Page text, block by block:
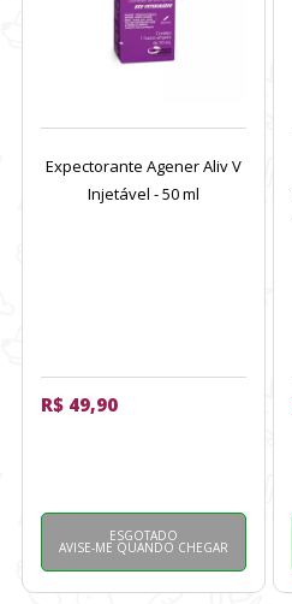
Expectorante Agener Aliv V
Injetável - 50 ml
R$ 49,90
ESGOTADO
AVISE-ME QUANDO CHEGAR